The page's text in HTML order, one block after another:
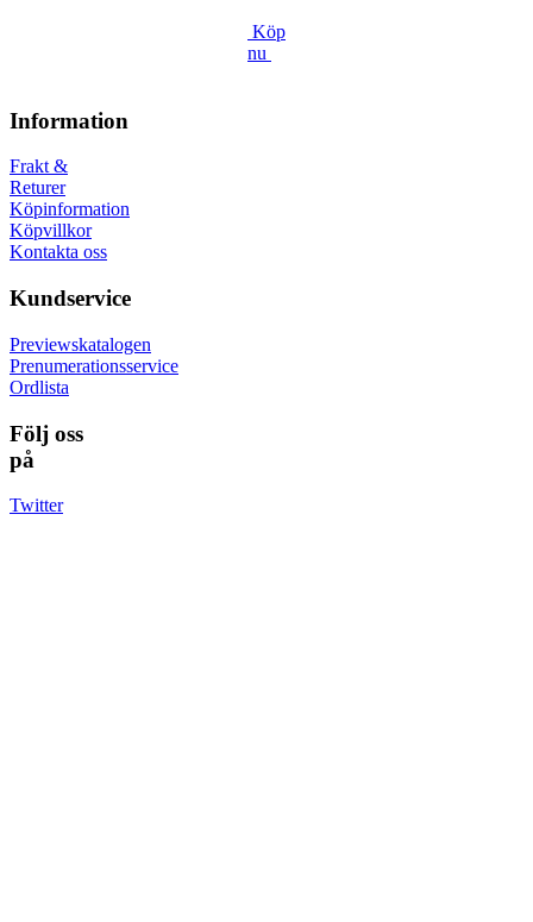
Köp
nu
Information
Frakt &
Returer
Köpinformation
Köpvillkor
Kontakta oss
Kundservice
Previewskatalogen
Prenumerationsservice
Ordlista
Följ oss
på
Twitter